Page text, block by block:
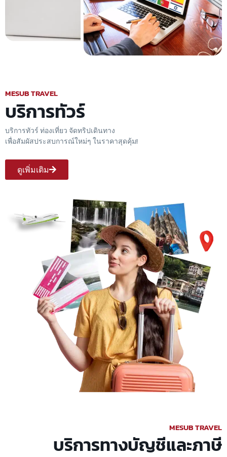
MESUB TRAVEL
บริการทัวร์
บริการทัวร์ ท่องเที่ยว จัดทริปเดินทาง
เพื่อสัมผัสประสบการณ์ใหม่ๆ ในราคาสุดคุ้ม!
ดูเพิ่มเติม
MESUB TRAVEL
บริการทางบัญชีและภาษี